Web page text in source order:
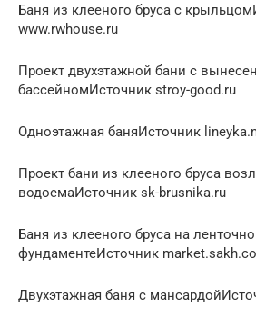
Баня из клееного бруса с
www.rwhouse.ru
Проект двухэтажной бани с
бассейномИсточник stroy-good.ru
Одноэтажная баняИсточник
Проект бани из клееного бруса
водоемаИсточник sk-brusnika.ru
Баня из клееного бруса на
фундаментеИсточник
Двухэтажная баня с